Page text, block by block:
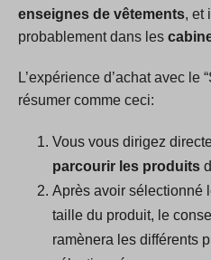
enseignes de vêtements, et
probablement dans les
L’expérience d’achat avec le
résumer comme ceci:
Vous vous dirigez
parcourir les produits
Après avoir sélectionné
taille du produit, le
ramènera les différents